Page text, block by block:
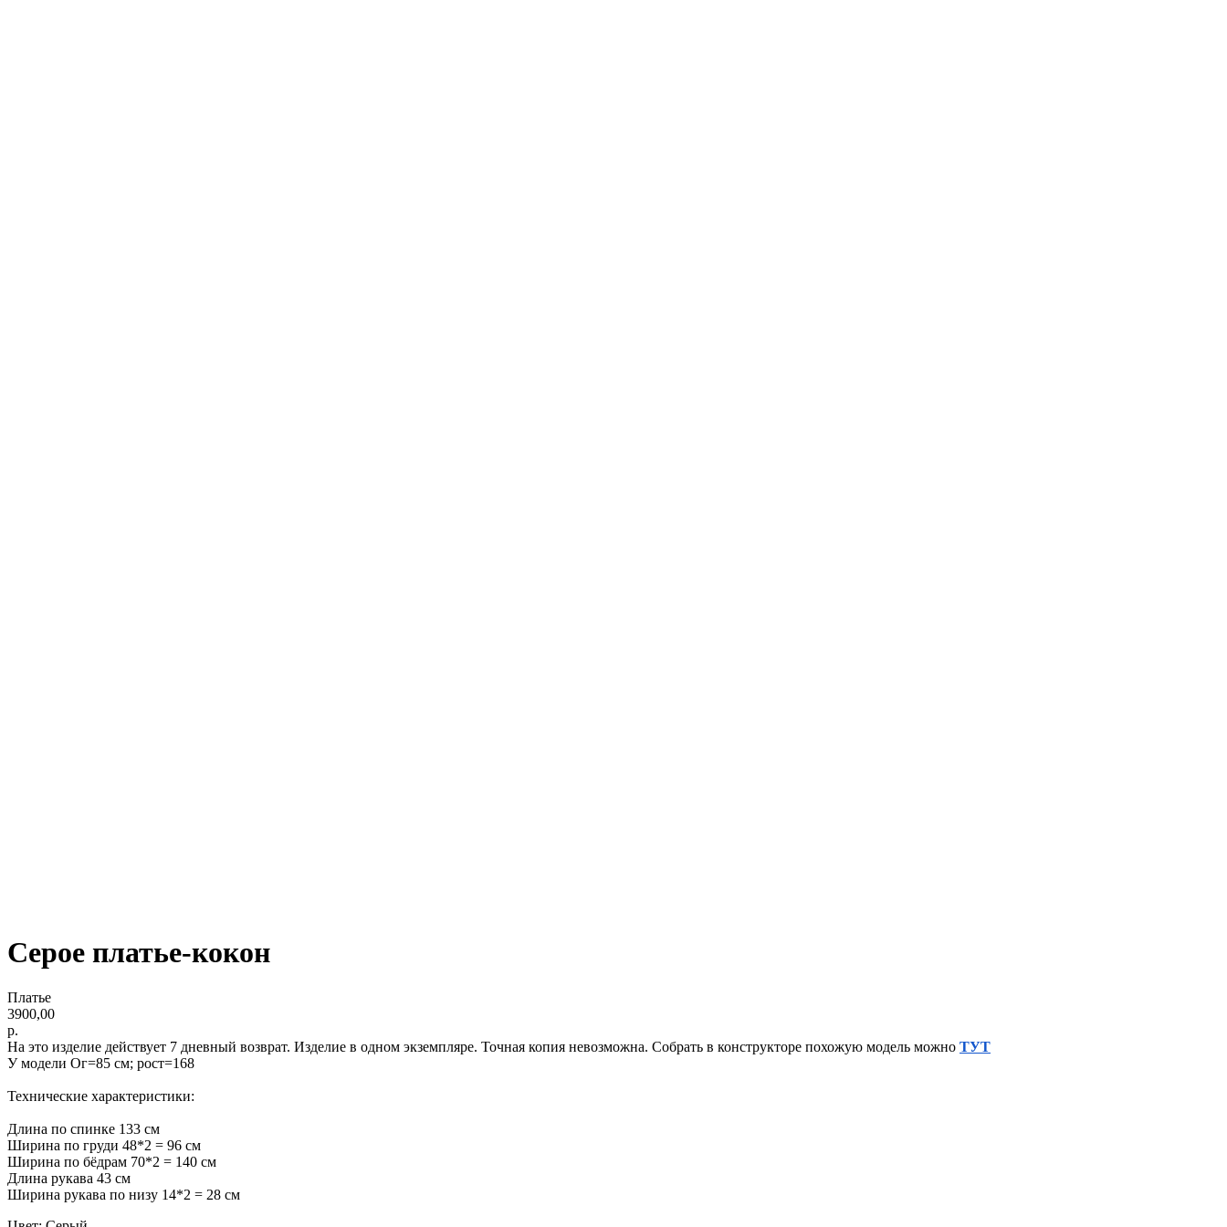
Серое платье-кокон
Платье
3900,00
р.
На это изделие действует 7 дневный возврат. Изделие в одном экземпляре. Точная копия невозможна. Собрать в конструкторе похожую модель можно ТУТ
У модели Ог=85 см; рост=168
Технические характеристики:
Длина по спинке 133 см
Ширина по груди 48*2 = 96 см
Ширина по бёдрам 70*2 = 140 см
Длина рукава 43 см
Ширина рукава по низу 14*2 = 28 см